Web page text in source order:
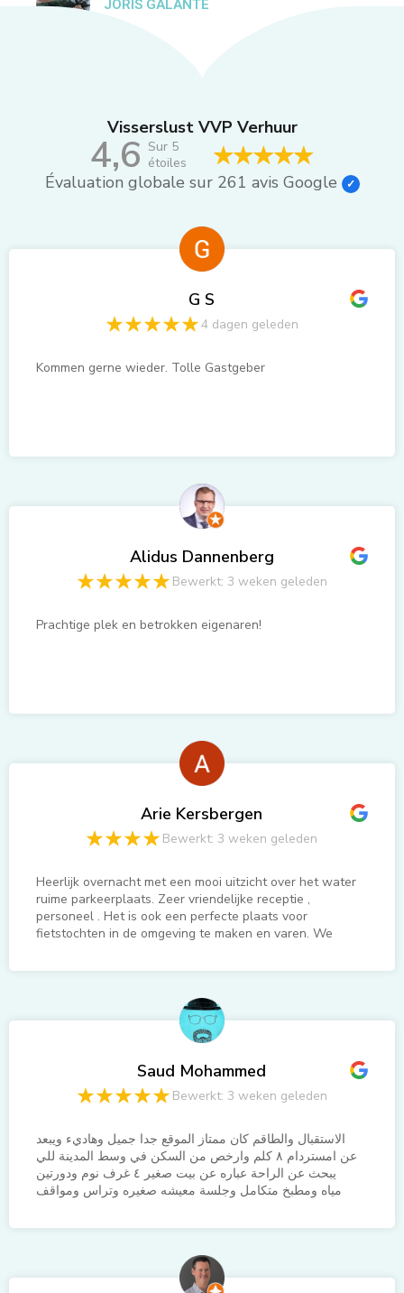
JORIS GALANTE
Visserslust VVP Verhuur
4,6 Sur 5
étoiles
Évaluation globale sur 261 avis Google
G S
4 dagen geleden
Kommen gerne wieder. Tolle Gastgeber
Alidus Dannenberg
Bewerkt: 3 weken geleden
Prachtige plek en betrokken eigenaren!
Arie Kersbergen
Bewerkt: 3 weken geleden
Heerlijk overnacht met een mooi uitzicht over het water
ruime parkeerplaats. Zeer vriendelijke receptie ,
personeel . Het is ook een perfecte plaats voor
fietstochten in de omgeving te maken en varen. We
restaurant het Boothuis.
Saud Mohammed
Bewerkt: 3 weken geleden
الاستقبال والطاقم كان ممتاز الموقع جدا جميل وهاديء ويبعد
عن امستردام ٨ كلم وارخص من السكن في وسط المدينة للي
يبحث عن الراحة عباره عن بيت صغير ٤ غرف نوم ودورتين
مياه ومطبخ متكامل وجلسة معيشه صغيره وتراس ومواقف